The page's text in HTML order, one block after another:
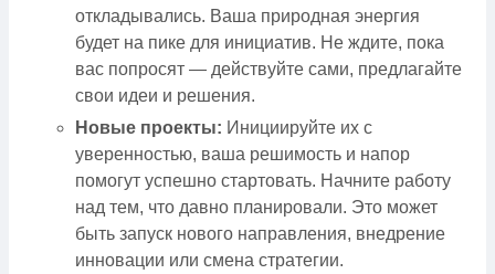
откладывались. Ваша природная энергия
будет на пике для инициатив. Не ждите, пока
вас попросят — действуйте сами, предлагайте
свои идеи и решения.
Новые проекты: Инициируйте их с
уверенностью, ваша решимость и напор
помогут успешно стартовать. Начните работу
над тем, что давно планировали. Это может
быть запуск нового направления, внедрение
инновации или смена стратегии.